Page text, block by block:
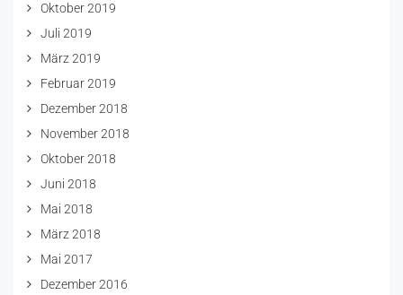
Oktober 2019
Juli 2019
März 2019
Februar 2019
Dezember 2018
November 2018
Oktober 2018
Juni 2018
Mai 2018
März 2018
Mai 2017
Dezember 2016